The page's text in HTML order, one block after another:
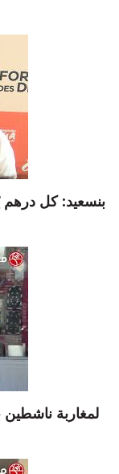
لمغاربة ناشطين